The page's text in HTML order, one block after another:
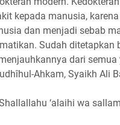
kepada manusia,
dan menjadi sebab
Sudah
dari
Ahkam, Syaikh Ali
‘alaihi wa